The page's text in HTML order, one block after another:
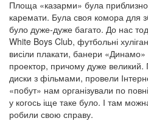
Площа «казарми» була
каремати. Була своя комора для
було дуже-дуже багато. До нас
White Boys Club, футбольні
висіли плакати, банери
проектор, причому дуже великий.
диски з фільмами, провели
«побут» нам організували по
у когось іще таке було. І там
робили свою справу.